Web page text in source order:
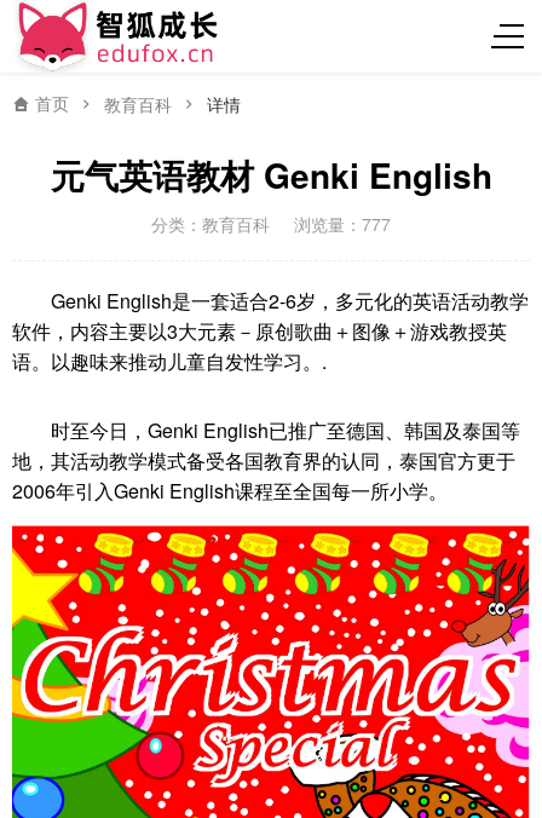
首页 教育百科 详情
元气英语教材 Genki English
分类： 教育百科 浏览量：777
Genki English是一套适合2-6岁，多元化的英语活动教学
软件，内容主要以3大元素－原创歌曲＋图像＋游戏教授英
语。以趣味来推动儿童自发性学习。.
时至今日，Genki English已推广至德国、韩国及泰国等
地，其活动教学模式备受各国教育界的认同，泰国官方更于
2006年引入Genki English课程至全国每一所小学。